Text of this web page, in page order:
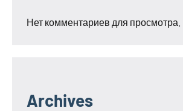
Нет комментариев для просмотра.
Archives